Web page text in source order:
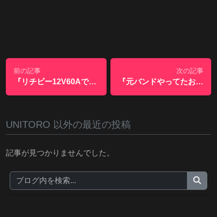
前の記事
『リチビー12V60Aで榛名湖を4周くらいできそうというのは間違いでした。すいません。』
次の記事
『元バンドやってたおじさん達！再開してみませんか？』
UNITORO 以外の最近の投稿
記事が見つかりませんでした。